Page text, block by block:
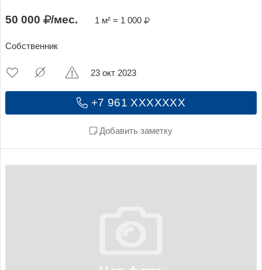
50 000 /мес. 1 м² = 1 000
Собственник
+7 961 XXXXXXX
Добавить заметку
23 окт 2023